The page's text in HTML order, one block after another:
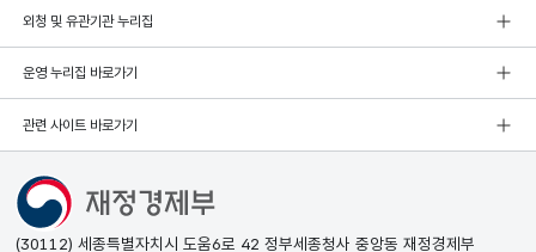
외청 및 유관기관 누리집
운영 누리집 바로가기
관련 사이트 바로가기
(30112) 세종특별자치시 도움6로 42 정부세종청사 중앙동 재정경제부